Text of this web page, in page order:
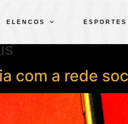
ELENCOS ESPORTES
com a rede